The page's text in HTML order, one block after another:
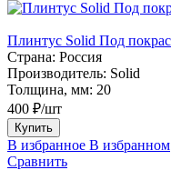
Плинтус Solid Под
Страна: Россия
Производитель: Solid
Толщина, мм: 20
400 ₽/шт
Купить
В избранное В избранном
Сравнить